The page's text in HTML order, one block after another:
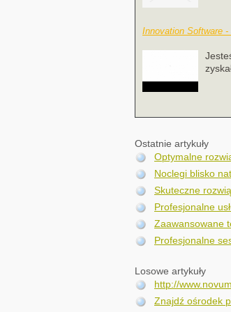
Innovation Software -
Ostatnie artykuły
Optymalne
Noclegi blisko
Skuteczne
Profesjonalne
Zaawansowane
Profesjonalne
Losowe artykuły
http://
Znajdź ośrodek